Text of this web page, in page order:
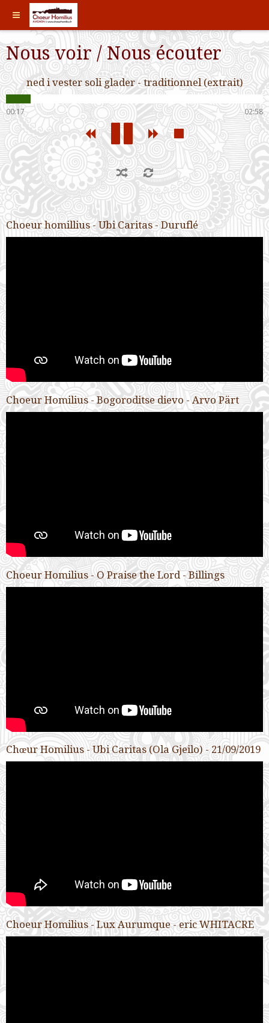
Nous voir / Nous écouter
ned i vester soli glader - traditionnel (extrait)
00:17 02:58
Choeur homillius - Ubi Caritas - Duruflé
Choeur Homilius - Bogoroditse dievo - Arvo Pärt
Choeur Homilius - O Praise the Lord - Billings
Chœur Homilius - Ubi Caritas (Ola Gjeilo) - 21/09/2019
Choeur Homilius - Lux Aurumque - eric WHITACRE